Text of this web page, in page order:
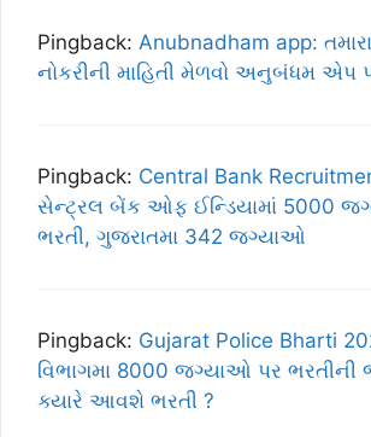
Pingback: Anubnadham app:
નોકરીની માહિતી મેળવો અનુબંધમ એપ
Pingback: Central Bank
સેન્ટ્રલ બેંક ઓફ ઈન્ડિયામાં 5000
ભરતી, ગુજરાતમા 342 જગ્યાઓ
Pingback: Gujarat Police Bharti
વિભાગમા 8000 જગ્યાઓ પર ભરતીની
ક્યારે આવશે ભરતી ?